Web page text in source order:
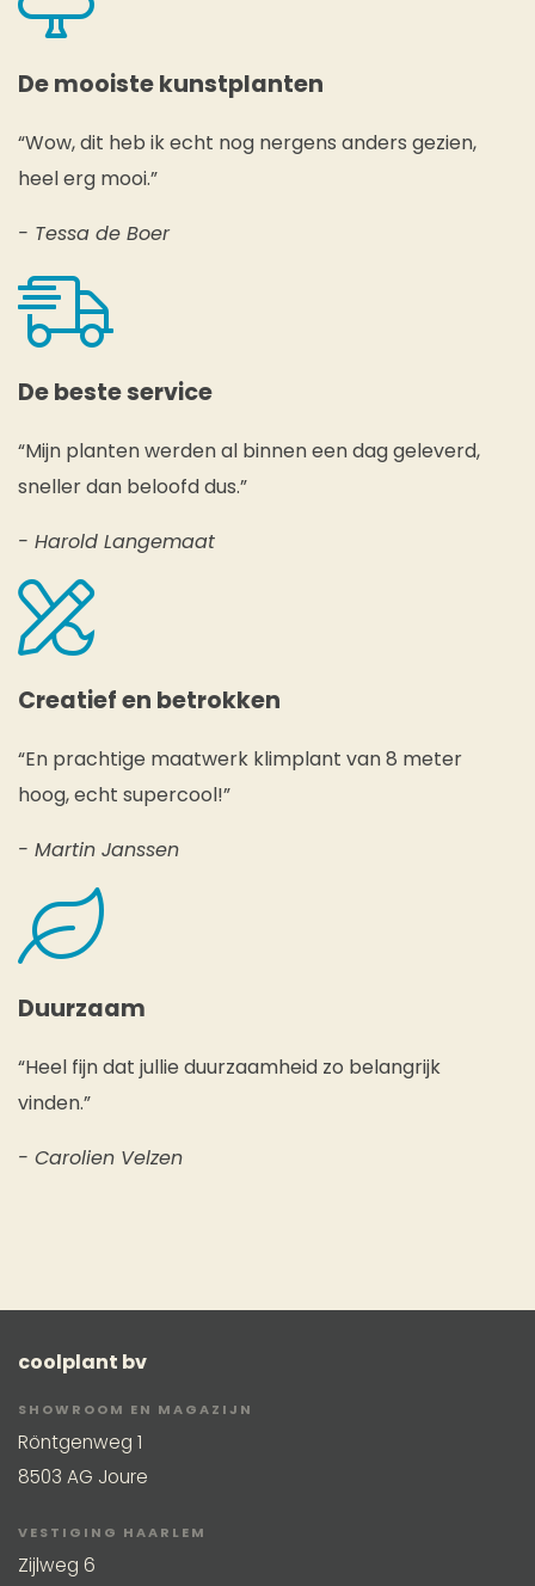
De mooiste kunstplanten
“Wow, dit heb ik echt nog nergens anders gezien,
heel erg mooi.”
- Tessa de Boer
De beste service
“Mijn planten werden al binnen een dag geleverd,
sneller dan beloofd dus.”
- Harold Langemaat
Creatief en betrokken
“En prachtige maatwerk klimplant van 8 meter
hoog, echt supercool!”
- Martin Janssen
Duurzaam
“Heel fijn dat jullie duurzaamheid zo belangrijk
vinden.”
- Carolien Velzen
coolplant bv
SHOWROOM EN MAGAZIJN
Röntgenweg 1
8503 AG Joure
VESTIGING HAARLEM
Zijlweg 6